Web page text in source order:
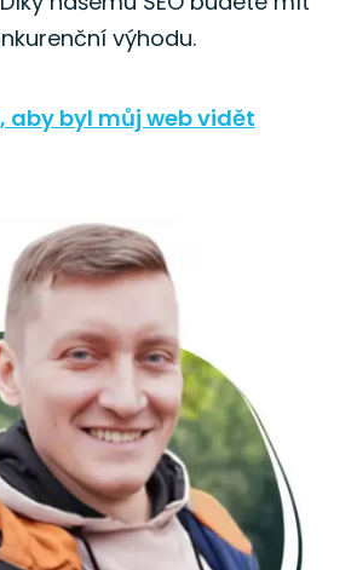
výhodu.
aby byl můj web vidět